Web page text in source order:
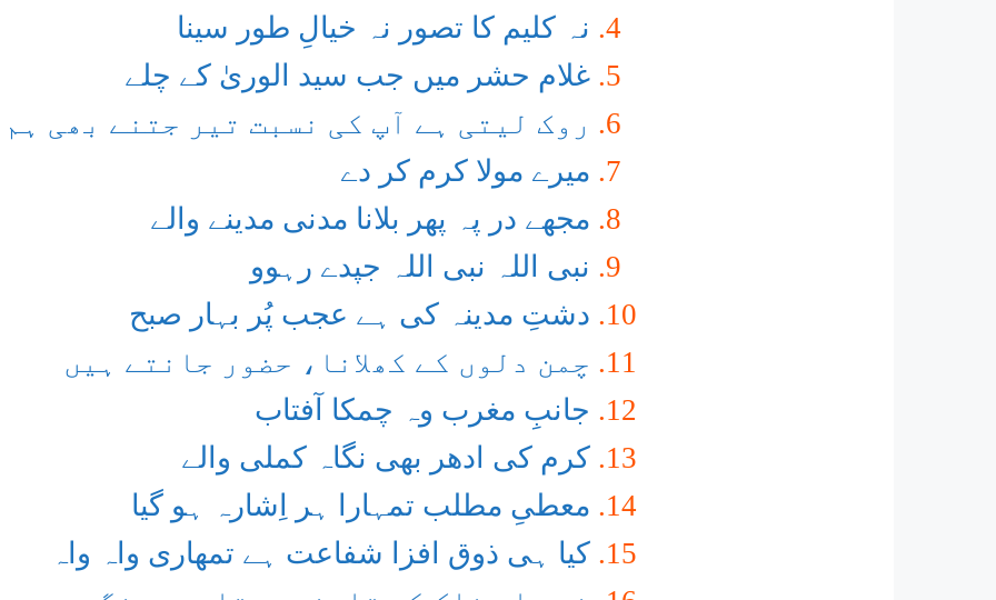
نہ کلیم کا تصور نہ خیالِ طور سینا
غلام حشر میں جب سید الوریٰ کے چلے
روک لیتی ہے آپ کی نسبت تیر جتنے بھی
میرے مولا کرم کر دے
مجھے در پہ پھر بلانا مدنی مدینے والے
نبی اللہ نبی اللہ جپدے رہوو
دشتِ مدینہ کی ہے عجب پُر بہار صبح
چمن دلوں کے کھلانا، حضور جانتے ہیں
جانبِ مغرب وہ چمکا آفتاب
کرم کی ادھر بھی نگاہ کملی والے
معطیِ مطلب تمہارا ہر اِشارہ ہو گیا
کیا ہی ذوق افزا شفاعت ہے تمھاری واہ واہ